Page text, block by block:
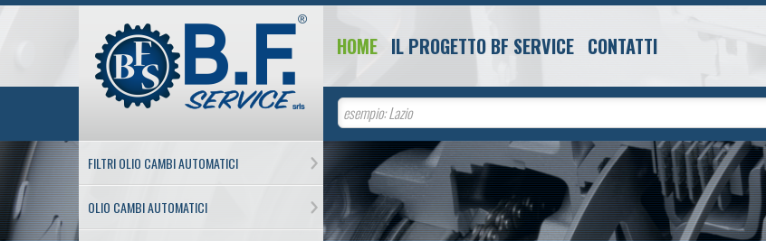
HOME IL PROGETTO BF SERVICE CONTATTI
FILTRI OLIO CAMBI AUTOMATICI
OLIO CAMBI AUTOMATICI